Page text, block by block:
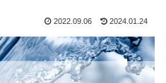
2022.09.06 2024.01.24